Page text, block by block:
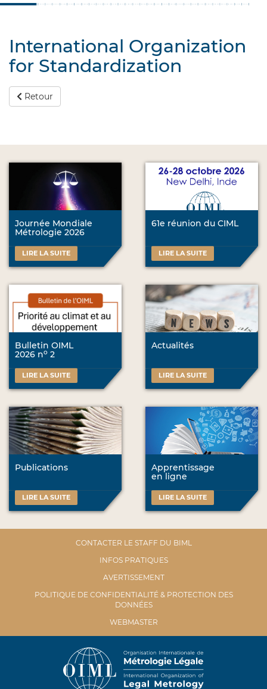
International Organization
for Standardization
Retour
Journée Mondiale
Métrologie 2026
LIRE LA SUITE
61e réunion du CIML
LIRE LA SUITE
Bulletin OIML
2026 no 2
LIRE LA SUITE
Actualités
LIRE LA SUITE
Publications
LIRE LA SUITE
Apprentissage
en ligne
LIRE LA SUITE
CONTACTER LE STAFF DU BIML
INFOS PRATIQUES
AVERTISSEMENT
POLITIQUE DE CONFIDENTIALITÉ & PROTECTION DES
DONNÉES
WEBMASTER